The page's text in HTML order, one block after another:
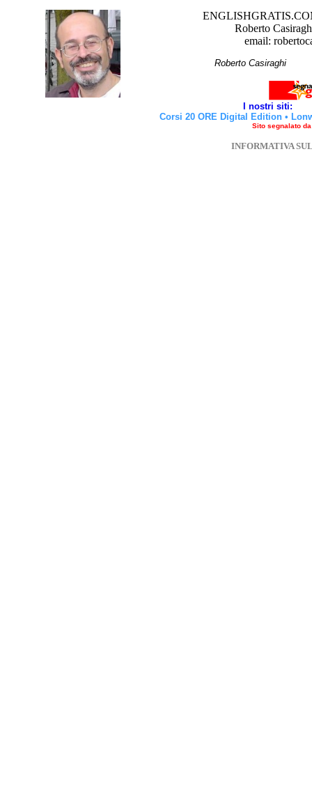
Roberto
email:
Roberto
I nostri siti:
Corsi 20 ORE Digital Edition •
Sito segnalato
INFORMATIVA